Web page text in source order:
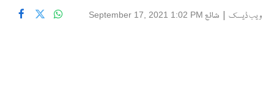
ویب ڈیسک | شائع September 17, 2021 1:02 PM